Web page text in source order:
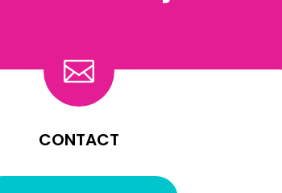

CONTACT